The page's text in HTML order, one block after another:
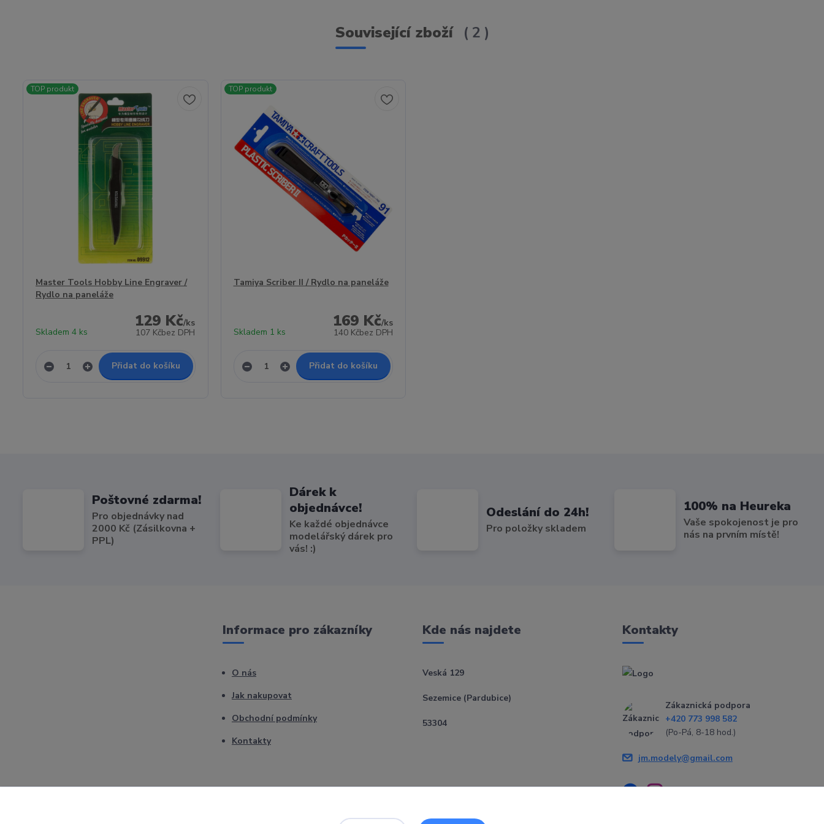
Související zboží 2
TOP produkt
Master Tools Hobby Line Engraver /
Rydlo na paneláže
129 Kč/ks
107 Kčbez DPH
Skladem 4 ks
Přidat do košíku
TOP produkt
Tamiya Scriber II / Rydlo na paneláže
169 Kč/ks
140 Kčbez DPH
Skladem 1 ks
Přidat do košíku
Poštovné zdarma!
Pro objednávky nad
2000 Kč (Zásilkovna +
PPL)
Dárek k
objednávce!
Ke každé objednávce
modelářský dárek pro
vás! :)
Odeslání do 24h!
Pro položky skladem
100% na Heureka
Vaše spokojenost je pro
nás na prvním místě!
Informace pro zákazníky
O nás
Jak nakupovat
Obchodní podmínky
Kontakty
Kde nás najdete
Veská 129
Sezemice (Pardubice)
53304
Kontakty
Zákaznická podpora
+420 773 998 582
(Po-Pá, 8-18 hod.)
jm.modely@gmail.com